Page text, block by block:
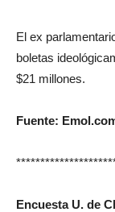
El ex
boletas
$21 millones.
Fuente:
Encuesta U. de